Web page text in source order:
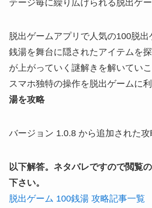
テージ毎に繰り広げられる脱出ゲー
脱出ゲームアプリで人気の100脱出
銭湯を舞台に隠されたアイテムを
が上がっていく謎解きを解いていこ
スマホ独特の操作を脱出ゲームに
湯を攻略
バージョン 1.0.8 から追加された攻
以下解答。ネタバレですので閲覧
下さい。
脱出ゲーム 100銭湯 攻略記事一覧